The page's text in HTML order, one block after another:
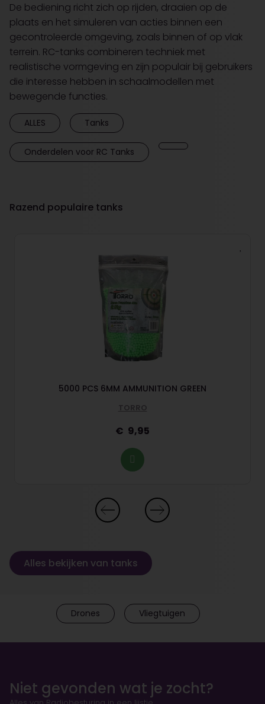
De bediening richt zich op rijden, draaien op de
plaats en het simuleren van acties binnen een
gecontroleerde omgeving, zoals binnen of op vlak
terrein. RC-tanks combineren techniek met
realistische vormgeving en zijn populair bij gebruikers
die interesse hebben in schaalmodellen met
bewegende functies.
ALLES Tanks
Onderdelen voor RC Tanks
Razend populaire tanks
5000 PCS 6MM AMMUNITION GREEN
TORRO
9,95
Alles bekijken van tanks
Drones Vliegtuigen
Niet gevonden wat je zocht?